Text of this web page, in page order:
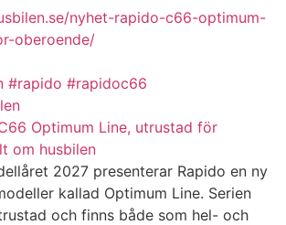
nyhet-rapido-c66-optimum-
oberoende/
#rapido #rapidoc66
Optimum Line, utrustad för
om husbilen
2027 presenterar Rapido en ny
kallad Optimum Line. Serien
och finns både som hel- och